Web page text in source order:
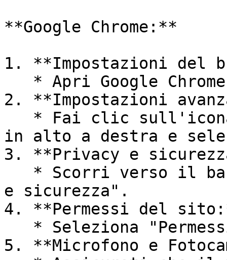
**Google Chrome:**
1. **Impostazioni del
2. **Impostazioni
in alto a destra e
3. **Privacy e
e sicurezza".
4. **Permessi del
5. **Microfono e